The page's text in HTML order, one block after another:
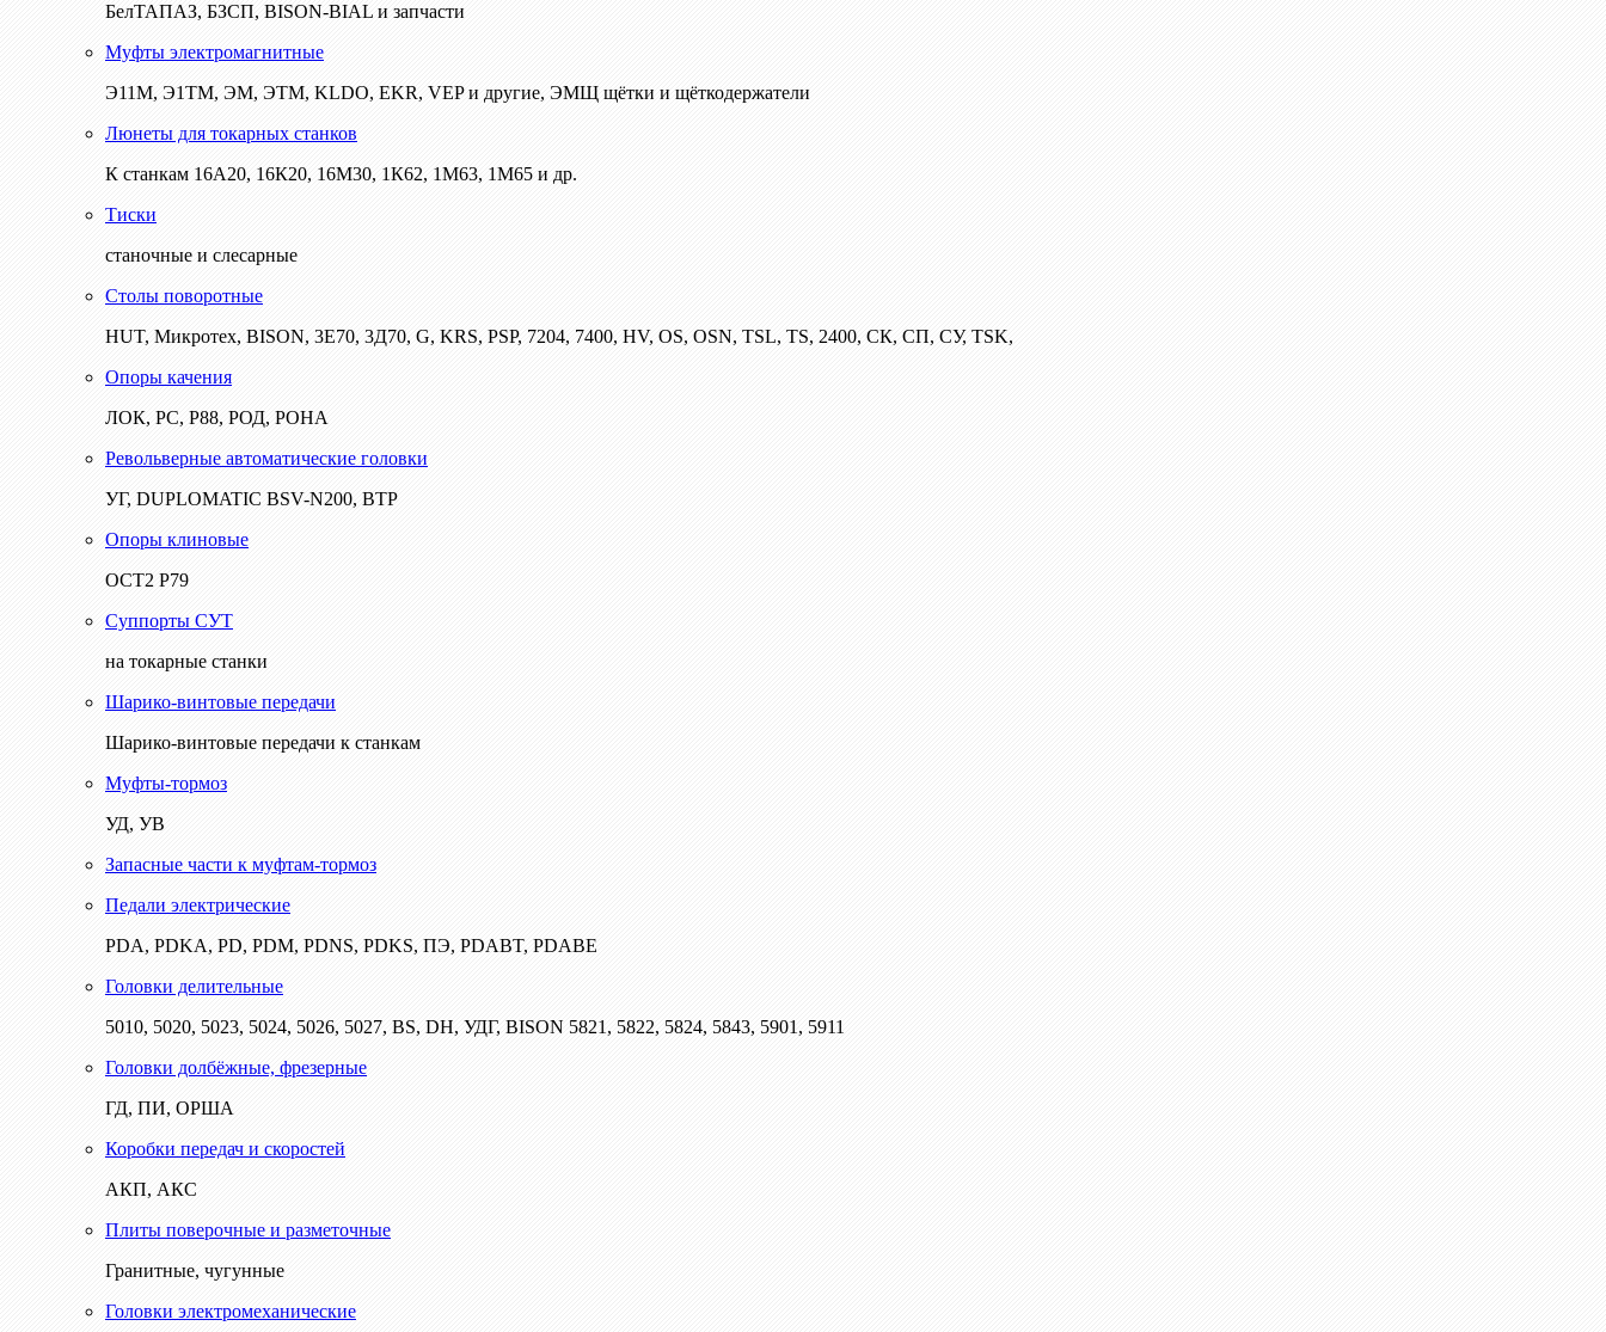
БелТАПАЗ, БЗСП, BISON-BIAL и запчасти
Муфты электромагнитные
Э11М, Э1ТМ, ЭМ, ЭТМ, KLDO, EKR, VEP и другие, ЭМЩ щётки и щёткодержатели
Люнеты для токарных станков
К станкам 16А20, 16К20, 16М30, 1К62, 1М63, 1М65 и др.
Тиски
станочные и слесарные
Столы поворотные
HUT, Микротех, BISON, 3Е70, 3Д70, G, KRS, PSP, 7204, 7400, HV, OS, OSN, TSL, TS, 2400, СК, СП, СУ, TSK,
Опоры качения
ЛОК, РС, Р88, РОД, РОНА
Револьверные автоматические головки
УГ, DUPLOMATIC BSV-N200, ВТР
Опоры клиновые
ОСТ2 Р79
Суппорты СУТ
на токарные станки
Шарико-винтовые передачи
Шарико-винтовые передачи к станкам
Муфты-тормоз
УД, УВ
Запасные части к муфтам-тормоз
Педали электрические
PDA, PDKA, PD, PDM, PDNS, PDKS, ПЭ, PDABT, PDABE
Головки делительные
5010, 5020, 5023, 5024, 5026, 5027, BS, DH, УДГ, BISON 5821, 5822, 5824, 5843, 5901, 5911
Головки долбёжные, фрезерные
ГД, ПИ, ОРША
Коробки передач и скоростей
АКП, АКС
Плиты поверочные и разметочные
Гранитные, чугунные
Головки электромеханические